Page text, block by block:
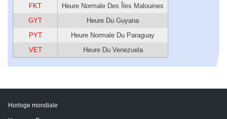
FKT
Heure Normale Des Îles Malouines
GYT
Heure Du Guyana
PYT
Heure Normale Du Paraguay
VET
Heure Du Venezuela
Horloge mondiale